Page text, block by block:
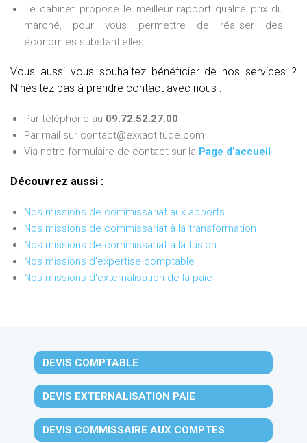
Le cabinet propose le meilleur rapport qualité prix du
marché, pour vous permettre de réaliser des
économies substantielles.
Vous aussi vous souhaitez bénéficier de nos services ?
N’hésitez pas à prendre contact avec nous :
Par téléphone au 09.72.52.27.00
Par mail sur contact@exxactitude.com
Via notre formulaire de contact sur la Page d’accueil
Découvrez aussi :
Nos missions de commissariat aux apports
Nos missions de commissariat à la transformation
Nos missions de commissariat à la fusion
Nos missions d'expertise comptable
Nos missions d'externalisation de la paie
DEVIS COMPTABLE
DEVIS EXTERNALISATION PAIE
DEVIS COMMISSAIRE AUX COMPTES